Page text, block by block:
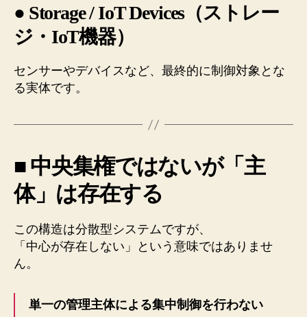
● Storage / IoT Devices（ストレー
ジ・IoT機器）
センサーやデバイスなど、最終的に制御対象とな
る実体です。
■ 中央集権ではないが「主
体」は存在する
この構造は分散型システムですが、
「中心が存在しない」という意味ではありませ
ん。
単一の管理主体による集中制御を行わない